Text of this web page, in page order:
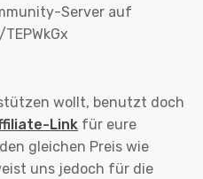
Server auf
wollt, benutzt doch
Link für eure
gleichen Preis wie
uns jedoch für die